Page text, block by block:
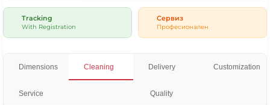
Tracking
With Registration
Сервиз
Професионален
Dimensions Cleaning Delivery Customization
Service Quality